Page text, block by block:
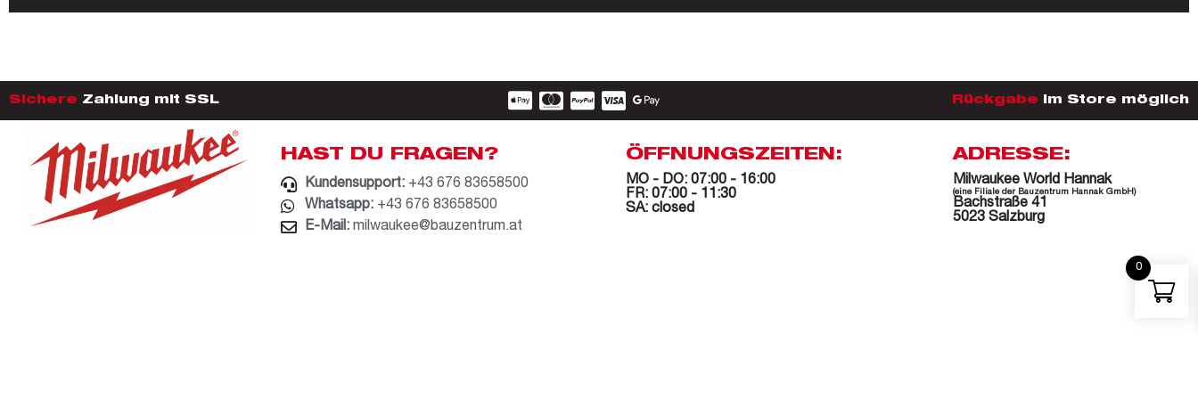
Sichere Zahlung mit SSL Rückgabe im Store möglich
HAST DU FRAGEN?
Kundensupport: +43 676 83658500
Whatsapp: +43 676 83658500
E-Mail: milwaukee@bauzentrum.at
ÖFFNUNGSZEITEN:
MO - DO: 07:00 - 16:00
FR: 07:00 - 11:30
SA: closed
ADRESSE:
Milwaukee World Hannak
(eine Filiale der Bauzentrum Hannak GmbH)
Bachstraße 41
5023 Salzburg
0